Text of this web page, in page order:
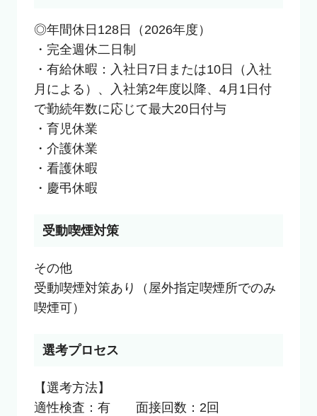
◎年間休日128日（2026年度）
・完全週休二日制
・有給休暇：入社日7日または10日（入社
月による）、入社第2年度以降、4月1日付
で勤続年数に応じて最大20日付与
・育児休業
・介護休業
・看護休暇
・慶弔休暇
受動喫煙対策
その他
受動喫煙対策あり（屋外指定喫煙所でのみ
喫煙可）
選考プロセス
【選考方法】
適性検査：有　　面接回数：2回